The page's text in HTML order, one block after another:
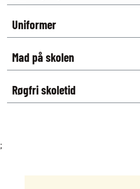
Uniformer
Mad på skolen
Røgfri skoletid
;